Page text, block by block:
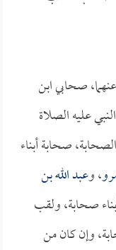
صحابي ابن
عليه الصلاة
صحابة أبناء
، وعبد الله بن
صحابة، ولقب
وإن كان من